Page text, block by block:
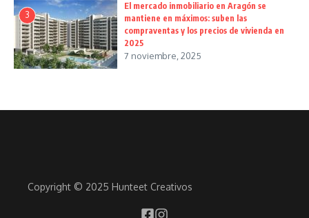
3
El mercado inmobiliario en Aragón se
mantiene en máximos: suben las
compraventas y los precios de vivienda en
2025
7 noviembre, 2025
Copyright © 2025 Hunteet Creativos